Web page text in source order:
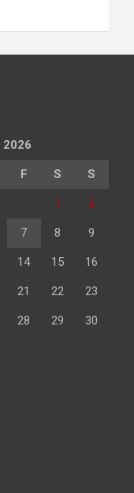
2026
F S S
1 2
7 8 9
14 15 16
21 22 23
28 29 30